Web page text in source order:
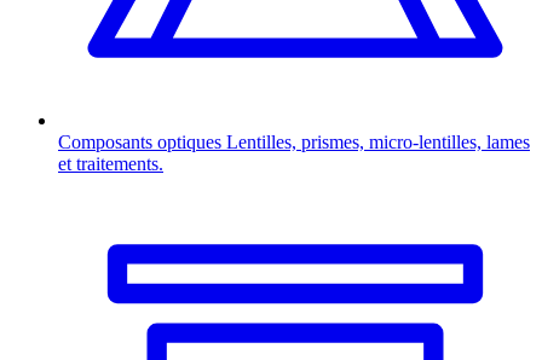
Composants optiques Lentilles, prismes, micro-lentilles, lames
et traitements.